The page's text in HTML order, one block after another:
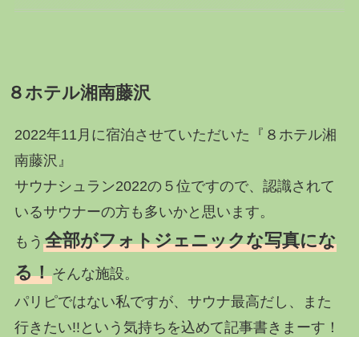
８ホテル湘南藤沢
2022年11月に宿泊させていただいた『８ホテル湘
南藤沢』
サウナシュラン2022の５位ですので、認識されて
いるサウナーの方も多いかと思います。
もう 全部がフォトジェニックな写真にな
る！そんな施設。
パリピではない私ですが、サウナ最高だし、また
行きたい!!という気持ちを込めて記事書きまーす！